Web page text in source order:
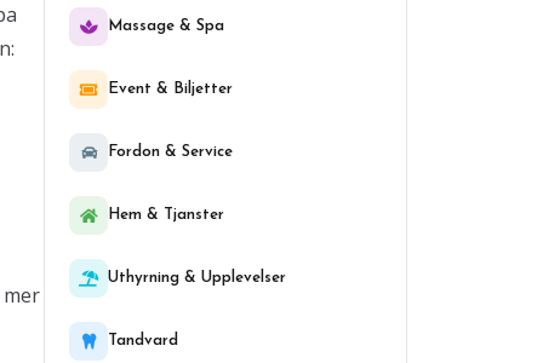
Massage & Spa
Event & Biljetter
Fordon & Service
Hem & Tjanster
Uthyrning & Upplevelser
Tandvard